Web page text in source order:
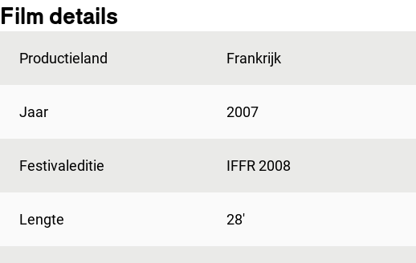
Film details
Productieland Frankrijk
Jaar 2007
Festivaleditie IFFR 2008
Lengte 28'